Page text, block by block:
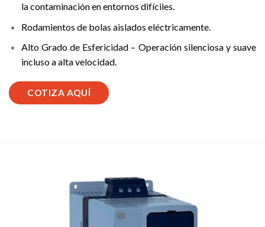
la contaminación en entornos difíciles.
Rodamientos de bolas aislados eléctricamente.
Alto Grado de Esfericidad – Operación silenciosa y suave
incluso a alta velocidad.
COTIZA AQUÍ